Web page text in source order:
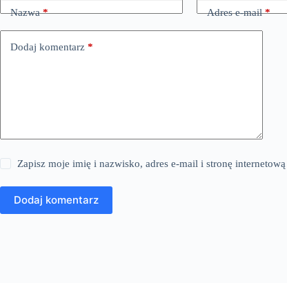
Nazwa* Adres e-mail*
Dodaj komentarz *
Zapisz moje imię i nazwisko, adres e-mail i stronę
Dodaj komentarz